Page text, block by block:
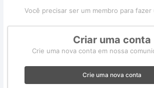
Você precisar ser um membro para fazer
Criar uma conta
Crie uma nova conta em nossa
Crie uma nova conta